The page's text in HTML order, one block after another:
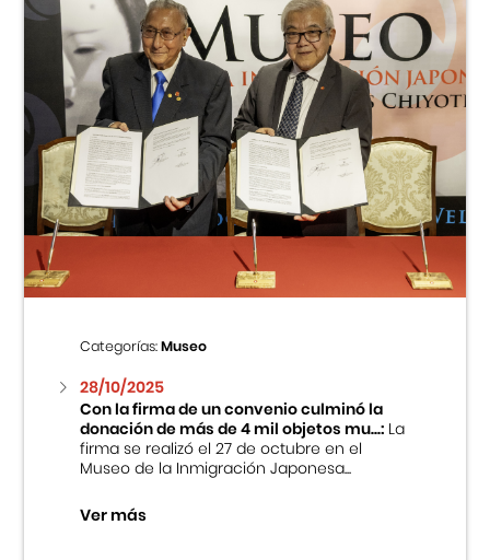
Categorías:Museo
28/10/2025
Con la firma de un convenio culminó la
donación de más de 4 mil objetos mu...:La
firma se realizó el 27 de octubre en el
Museo de la Inmigración Japonesa...
Ver más